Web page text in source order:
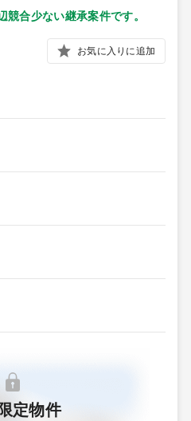
競合少ない継承案件です。
お気に入りに追加
定物件